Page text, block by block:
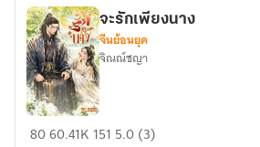
จะ
จะรักเพียงนาง
จีนย้อนยุค
จิณณ์ชญา
8060.41K 151 5.0 (3)